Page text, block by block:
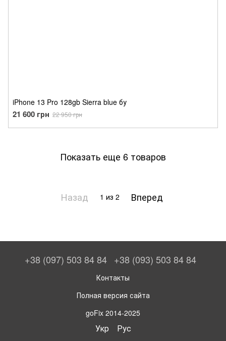
iPhone 13 Pro 128gb Sierra blue бу
21 600 грн 22 950 грн
Показать еще 6 товаров
Назад 1 из 2 Вперед
+38 (097) 503 84 84 +38 (093) 503 84 84
Контакты
Полная версия сайта
goFix 2014-2025
Укр Рус